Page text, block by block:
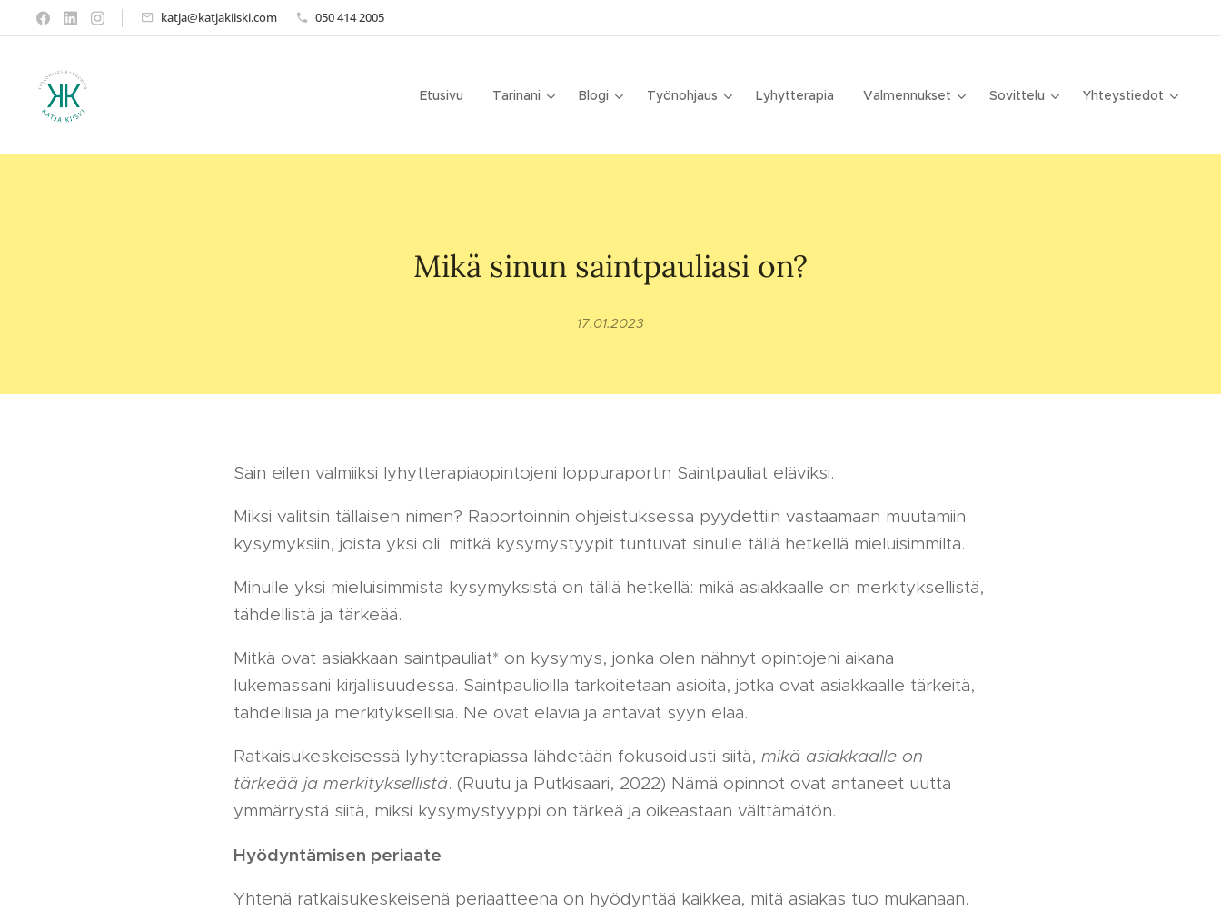
katja@katjakiiski.com 050 414 2005
Etusivu Tarinani Blogi Työnohjaus Lyhytterapia Valmennukset Sovittelu Yhteystiedot
Mikä sinun saintpauliasi on?
17.01.2023
Sain eilen valmiiksi lyhytterapiaopintojeni loppuraportin Saintpauliat eläviksi.
Miksi valitsin tällaisen nimen? Raportoinnin ohjeistuksessa pyydettiin vastaamaan muutamiin
kysymyksiin, joista yksi oli: mitkä kysymystyypit tuntuvat sinulle tällä hetkellä mieluisimmilta.
Minulle yksi mieluisimmista kysymyksistä on tällä hetkellä: mikä asiakkaalle on merkityksellistä,
tähdellistä ja tärkeää.
Mitkä ovat asiakkaan saintpauliat* on kysymys, jonka olen nähnyt opintojeni aikana
lukemassani kirjallisuudessa. Saintpaulioilla tarkoitetaan asioita, jotka ovat asiakkaalle tärkeitä,
tähdellisiä ja merkityksellisiä. Ne ovat eläviä ja antavat syyn elää.
Ratkaisukeskeisessä lyhytterapiassa lähdetään fokusoidusti siitä, mikä asiakkaalle on
tärkeää ja merkityksellistä. (Ruutu ja Putkisaari, 2022) Nämä opinnot ovat antaneet uutta
ymmärrystä siitä, miksi kysymystyyppi on tärkeä ja oikeastaan välttämätön.
Hyödyntämisen periaate
Yhtenä ratkaisukeskeisenä periaatteena on hyödyntää kaikkea, mitä asiakas tuo mukanaan.